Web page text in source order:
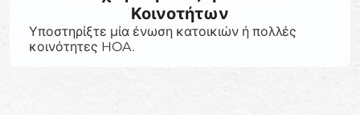
Κοινοτήτων
Υποστηρίξτε μία ένωση κατοικιών ή πολλές
κοινότητες HOA.